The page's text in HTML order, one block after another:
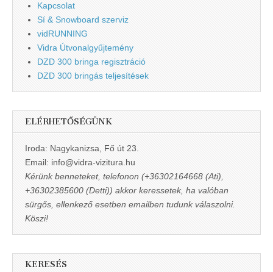
Kapcsolat
Sí & Snowboard szerviz
vidRUNNING
Vidra Útvonalgyűjtemény
DZD 300 bringa regisztráció
DZD 300 bringás teljesítések
ELÉRHETŐSÉGÜNK
Iroda: Nagykanizsa, Fő út 23.
Email: info@vidra-vizitura.hu
Kérünk benneteket, telefonon (+36302164668 (Ati),
+36302385600 (Detti)) akkor keressetek, ha valóban
sürgős, ellenkező esetben emailben tudunk válaszolni.
Köszi!
KERESÉS